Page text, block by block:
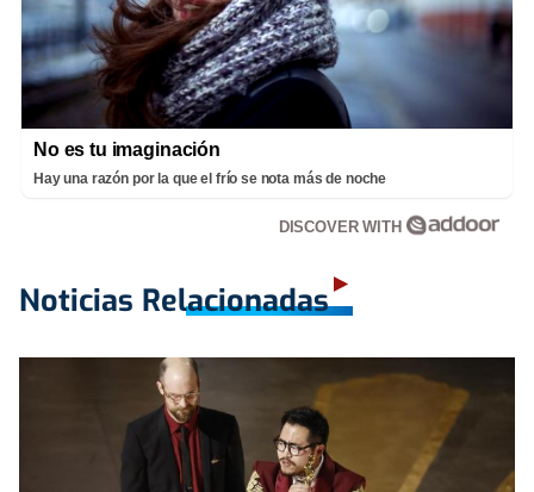
No es tu imaginación
Hay una razón por la que el frío se nota más de noche
DISCOVER WITH
Noticias Relacionadas